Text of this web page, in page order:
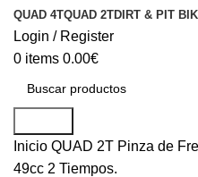
QUAD 4TQUAD 2TDIRT & PIT
Login / Register
0 items 0.00€
Inicio QUAD 2T Pinza de
49cc 2 Tiempos.